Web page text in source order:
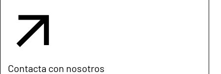
Contacta con nosotros